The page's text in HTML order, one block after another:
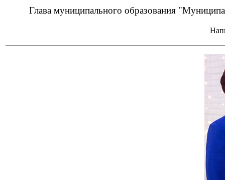
Глава муниципального образования